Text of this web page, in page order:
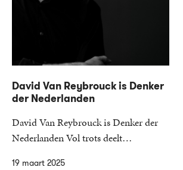
19 maart 2025
David Van Reybrouck is Denker
der Nederlanden
David Van Reybrouck is Denker der
Nederlanden Vol trots deelt…